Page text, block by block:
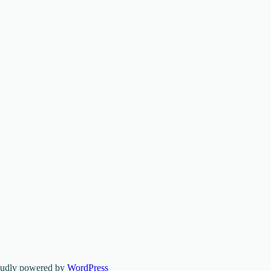
powered byWordPress